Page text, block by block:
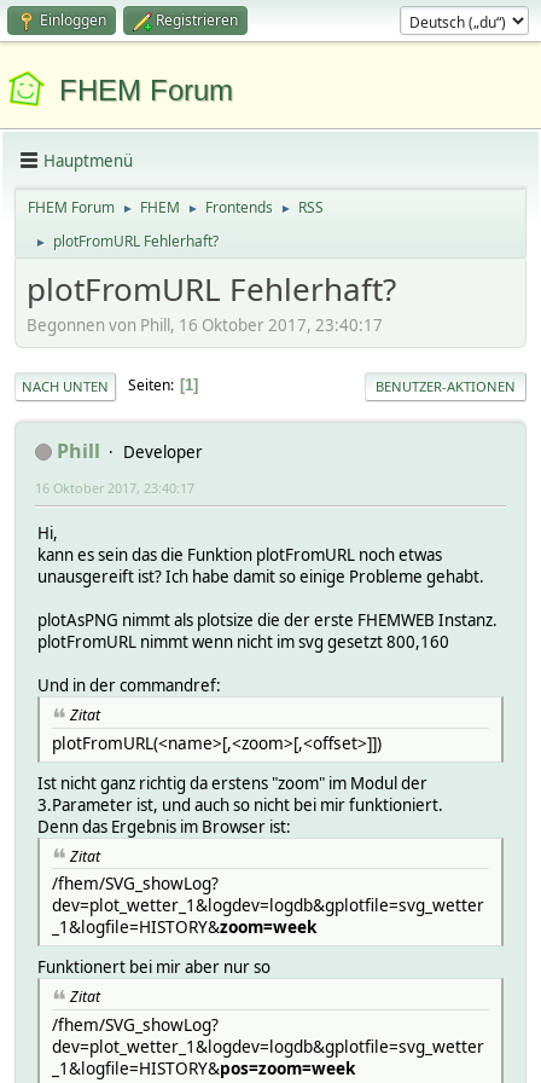
Einloggen Registrieren
FHEM Forum
Hauptmenü
FHEM Forum ► FHEM ► Frontends ► RSS
► plotFromURL Fehlerhaft?
plotFromURL Fehlerhaft?
Begonnen von Phill, 16 Oktober 2017, 23:40:17
NACH UNTEN Seiten 1 BENUTZER-AKTIONEN
Phill Developer
16 Oktober 2017, 23:40:17
Hi,
kann es sein das die Funktion plotFromURL noch etwas
unausgereift ist? Ich habe damit so einige Probleme gehabt.
plotAsPNG nimmt als plotsize die der erste FHEMWEB Instanz.
plotFromURL nimmt wenn nicht im svg gesetzt 800,160
Und in der commandref:
Zitat
plotFromURL(<name>[,<zoom>[,<offset>]])
Ist nicht ganz richtig da erstens "zoom" im Modul der
3.Parameter ist, und auch so nicht bei mir funktioniert.
Denn das Ergebnis im Browser ist:
Zitat
/fhem/SVG_showLog?
dev=plot_wetter_1&logdev=logdb&gplotfile=svg_wetter
_1&logfile=HISTORY&zoom=week
Funktionert bei mir aber nur so
Zitat
/fhem/SVG_showLog?
dev=plot_wetter_1&logdev=logdb&gplotfile=svg_wetter
_1&logfile=HISTORY&pos=zoom=week